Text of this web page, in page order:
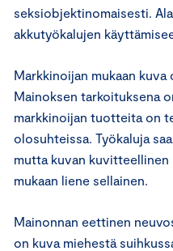
seksiobjektinomaisesti.
akkutyökalujen
Markkinoijan mukaan
Mainoksen tarkoituksena
markkinoijan tuotteita on
olosuhteissa. Työkaluja
mutta kuvan kuvitteellinen
mukaan liene sellainen.
Mainonnan eettinen
on kuva miehestä